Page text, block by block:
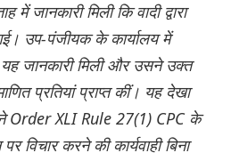
जानकारी मिली कि वादी द्वारा
उप-पंजीयक के कार्यालय में
जानकारी मिली और उसने उक्त
प्रतियां प्राप्त कीं। यह देखा
ने Order XLI Rule 27(1) CPC के
विचार करने की कार्यवाही बिना